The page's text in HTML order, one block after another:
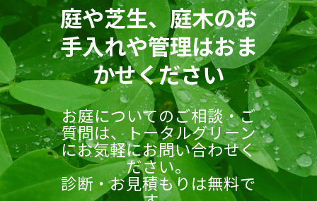
庭や芝生、庭木のお
手入れや管理はおま
かせください
お庭についてのご相談・ご
質問は、トータルグリーン
にお気軽にお問い合わせく
ださい。
診断・お見積もりは無料で